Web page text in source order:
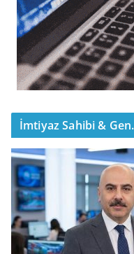
İmtiyaz Sahibi &